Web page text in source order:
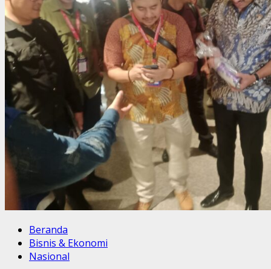
Beranda
Bisnis & Ekonomi
Nasional